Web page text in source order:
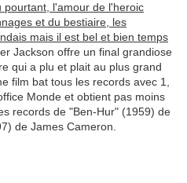
pourtant, l'amour de l'heroic
et du bestiaire, les
mais il est bel et bien temps
Jackson offre un final grandiose
qui a plu et plait au plus grand
film bat tous les records avec 1,
Monde et obtient pas moins
records de "Ben-Hur" (1959) de
de James Cameron.